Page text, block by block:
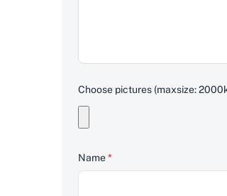
Choose pictures (maxsize:
Name*